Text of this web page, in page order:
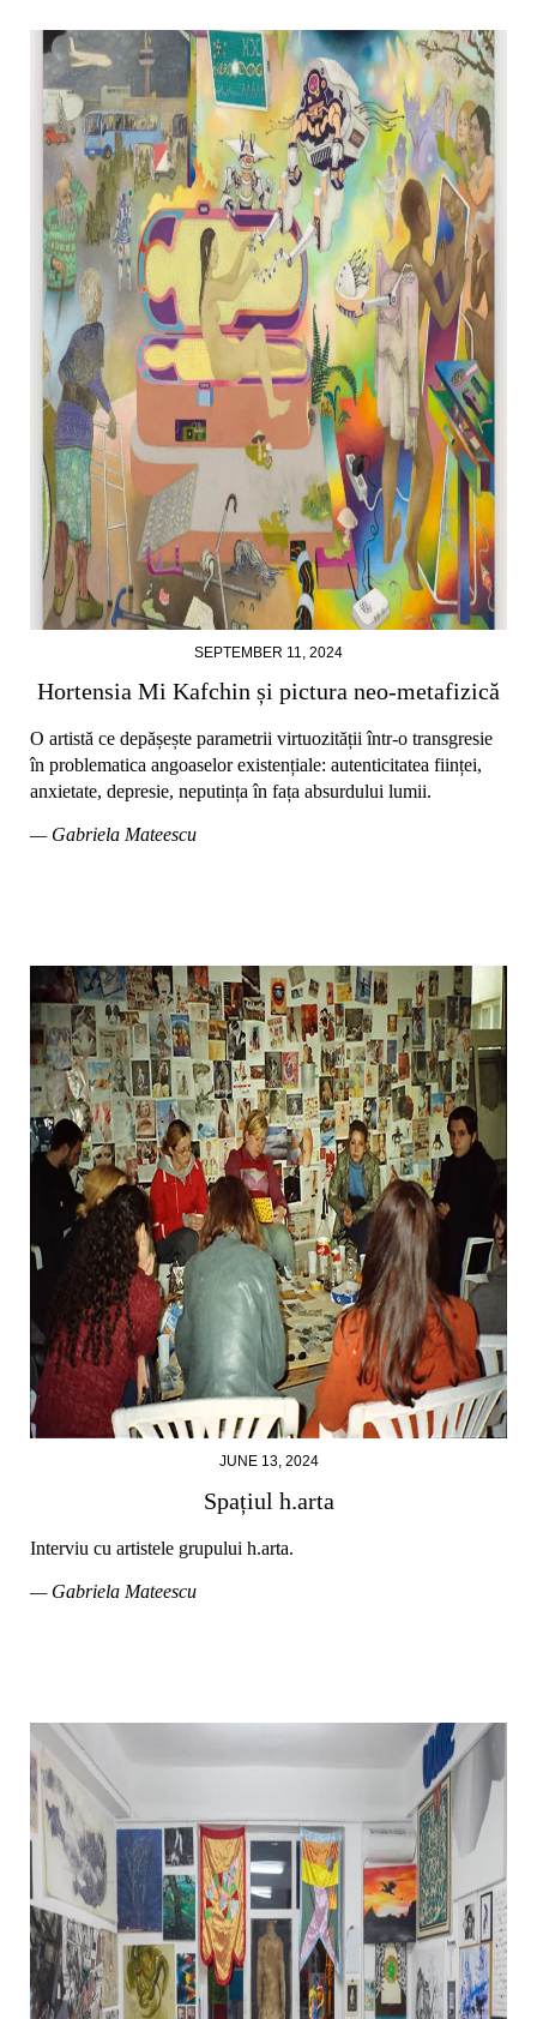
SEPTEMBER 11, 2024
Hortensia Mi Kafchin și pictura neo-metafizică
O artistă ce depășește parametrii virtuozității într-o transgresie
în problematica angoaselor existențiale: autenticitatea ființei,
anxietate, depresie, neputința în fața absurdului lumii.
— Gabriela Mateescu
JUNE 13, 2024
Spațiul h.arta
Interviu cu artistele grupului h.arta.
— Gabriela Mateescu